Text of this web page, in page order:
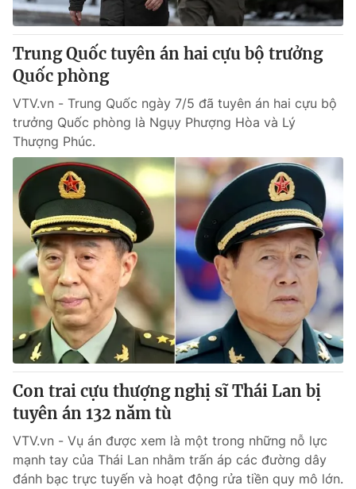
Trung Quốc tuyên án hai cựu bộ trưởng
Quốc phòng
VTV.vn - Trung Quốc ngày 7/5 đã tuyên án hai cựu bộ
trưởng Quốc phòng là Ngụy Phượng Hòa và Lý
Thượng Phúc.
Con trai cựu thượng nghị sĩ Thái Lan bị
tuyên án 132 năm tù
VTV.vn - Vụ án được xem là một trong những nỗ lực
mạnh tay của Thái Lan nhằm trấn áp các đường dây
đánh bạc trực tuyến và hoạt động rửa tiền quy mô lớn.